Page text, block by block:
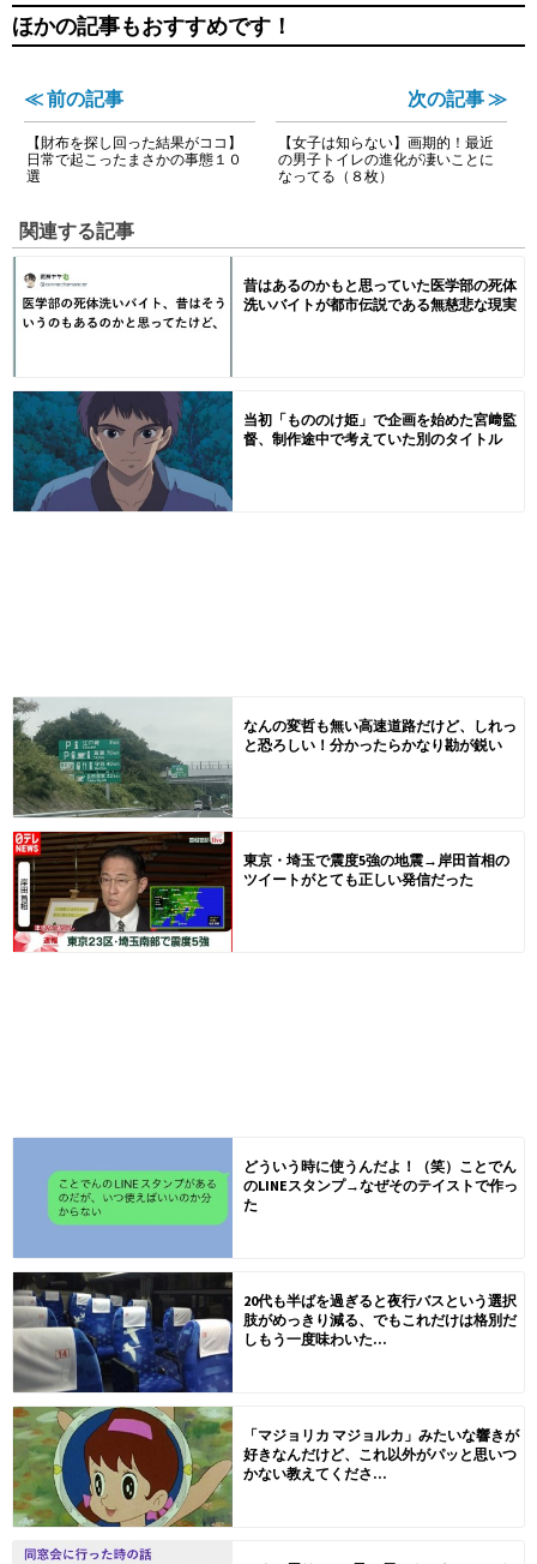
ほかの記事もおすすめです！
≪ 前の記事
【財布を探し回った結果がココ】
日常で起こったまさかの事態１０
選
次の記事 ≫
【女子は知らない】画期的！最近
の男子トイレの進化が凄いことに
なってる（８枚）
関連する記事
昔はあるのかもと思っていた医学部の死体
洗いバイトが都市伝説である無慈悲な現実
当初「もののけ姫」で企画を始めた宮﨑監
督、制作途中で考えていた別のタイトル
なんの変哲も無い高速道路だけど、しれっ
と恐ろしい！分かったらかなり勘が鋭い
東京・埼玉で震度5強の地震→岸田首相の
ツイートがとても正しい発信だった
どういう時に使うんだよ！（笑）ことでん
のLINEスタンプ→なぜそのテイストで作っ
た
20代も半ばを過ぎると夜行バスという選択
肢がめっきり減る、でもこれだけは格別だ
しもう一度味わいた...
「マジョリカ マジョルカ」みたいな響きが
好きなんだけど、これ以外がパッと思いつ
かない教えてくださ...